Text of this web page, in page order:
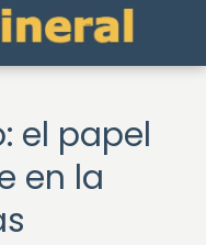
el papel
en la